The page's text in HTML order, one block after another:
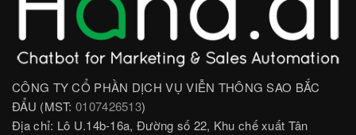
CÔNG TY CỔ PHẦN DỊCH VỤ VIỄN THÔNG SAO BẮC
ĐẨU (MST:0107426513)
Địa chỉ: Lô U.14b-16a, Đường số 22, Khu chế xuất Tân